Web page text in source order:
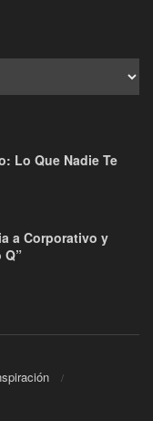
Lo Que Nadie Te
a Corporativo y
Q”